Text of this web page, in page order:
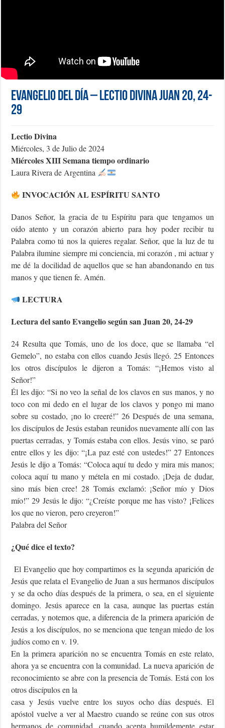
Evangelio del día – Lectio Divina Juan 20, 24-
29
Lectio Divina
Miércoles, 3 de Julio de 2024
Miércoles XIII Semana tiempo ordinario
Laura Rivera de Argentina
INVOCACIÓN AL ESPÍRITU SANTO
Danos Señor, la gracia de tu Espíritu para que tengamos un
oído atento y un corazón abierto para hoy poder recibir tu
Palabra como tú nos la quieres regalar. Señor, que la luz de tu
Palabra ilumine siempre mi conciencia, mi corazón , mi actuar y
me dé la docilidad de aquellos que se han abandonando en tus
manos y que tienen fe. Amén.
LECTURA
Lectura del santo Evangelio según san Juan 20, 24-29
24 Resulta que Tomás, uno de los doce, que se llamaba “el
Gemelo”, no estaba con ellos cuando Jesús llegó. 25 Entonces
los otros discípulos le dijeron a Tomás: “¡Hemos visto al
Señor!”
Él les dijo: “Si no veo la señal de los clavos en sus manos, y no
toco con mi dedo en el lugar de los clavos y pongo mi mano
sobre su costado, ¡no lo creeré!” 26 Después de una semana,
los discípulos de Jesús estaban reunidos nuevamente allí con las
puertas cerradas, y Tomás estaba con ellos. Jesús vino, se paró
entre ellos y les dijo: “¡La paz esté con ustedes!” 27 Entonces
Jesús le dijo a Tomás: “Coloca aquí tu dedo y mira mis manos;
coloca aquí tu mano y métela en mi costado. ¡Deja de dudar,
sino más bien cree! 28 Tomás exclamó: ¡Señor mío y Dios
mío!” 29 Jesús le dijo: “¿Creíste porque me has visto? ¡Felices
los que no vieron, pero creyeron!”
Palabra del Señor
¿Qué dice el texto?
El Evangelio que hoy compartimos es la segunda aparición de
Jesús que relata el Evangelio de Juan a sus hermanos discípulos
y se da ocho días después de la primera, o sea, en el siguiente
domingo. Jesús aparece en la casa, aunque las puertas están
cerradas, y notemos que, a diferencia de la primera aparición de
Jesús a los discípulos, no se menciona que tengan miedo de los
judíos como en v. 19.
En la primera aparición no se encuentra Tomás en este relato,
ahora ya se encuentra con la comunidad. La nueva aparición de
reconocimiento se abre con la presencia de Tomás. Está con los
otros discípulos en la
casa y Jesús vuelve entre los suyos ocho días después. El
apóstol vuelve a ver al Maestro cuando se reúne con sus otros
hermanos de comunidad, cuando acepta humildemente estar